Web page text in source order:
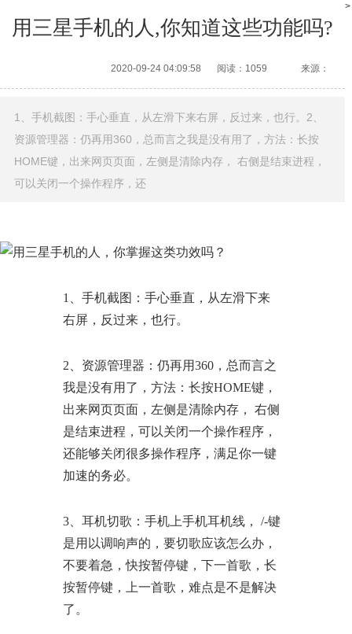
>
用三星手机的人,你知道这些功能吗?
2020-09-24 04:09:58 阅读：1059 来源：
1、手机截图：手心垂直，从左滑下来右屏，反过来，也行。2、
资源管理器：仍再用360，总而言之我是没有用了，方法：长按
HOME键，出来网页页面，左侧是清除内存， 右侧是结束进程，
可以关闭一个操作程序，还
1、手机截图：手心垂直，从左滑下来
右屏，反过来，也行。
2、资源管理器：仍再用360，总而言之
我是没有用了，方法：长按HOME键，
出来网页页面，左侧是清除内存， 右侧
是结束进程，可以关闭一个操作程序，
还能够关闭很多操作程序，满足你一键
加速的务必。
3、耳机切歌：手机上手机耳机线， /-键
是用以调响声的，要切歌应该怎么办，
不要着急，快按暂停键，下一首歌，长
按暂停键，上一首歌，难点是不是解决
了。